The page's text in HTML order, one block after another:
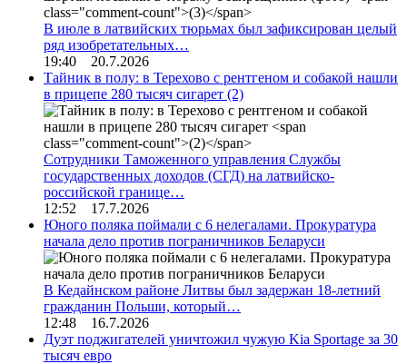
В июле в латвийских тюрьмах был зафиксирован целый
ряд изобретательных…
19:40 20.7.2026
Тайник в полу: в Терехово с рентгеном и собакой нашли
в прицепе 280 тысяч сигарет (2)
Сотрудники Таможенного управления Службы
государственных доходов (СГД) на латвийско-
российской границе…
12:52 17.7.2026
Юного поляка поймали с 6 нелегалами. Прокуратура
начала дело против пограничников Беларуси
В Кедайнском районе Литвы был задержан 18-летний
гражданин Польши, который…
12:48 16.7.2026
Дуэт поджигателей уничтожил чужую Kia Sportage за 30
тысяч евро